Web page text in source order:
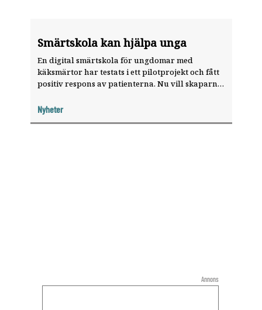
Smärtskola kan hjälpa unga
En digital smärtskola för ungdomar med
käksmärtor har testats i ett pilotprojekt och fått
positiv respons av patienterna. Nu vill skaparna
Nyheter
Annons